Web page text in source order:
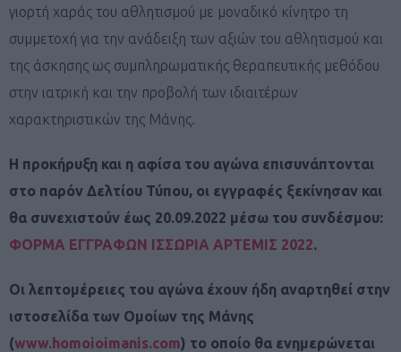
γιορτή χαράς του αθλητισμού με μοναδικό κίνητρο τη
συμμετοχή για την ανάδειξη των αξιών του αθλητισμού και
της άσκησης ως συμπληρωματικής θεραπευτικής μεθόδου
στην ιατρική και την προβολή των ιδιαιτέρων
χαρακτηριστικών της Μάνης.
Η προκήρυξη και η αφίσα του αγώνα επισυνάπτονται
στο παρόν Δελτίου Τύπου, οι εγγραφές ξεκίνησαν και
θα συνεχιστούν έως 20.09.2022 μέσω του συνδέσμου:
ΦΟΡΜΑ ΕΓΓΡΑΦΩΝ ΙΣΣΩΡΙΑ ΑΡΤΕΜΙΣ 2022.
Οι λεπτομέρειες του αγώνα έχουν ήδη αναρτηθεί στην
ιστοσελίδα των Ομοίων της Μάνης
(www.homoioimanis.com) το οποίο θα ενημερώνεται